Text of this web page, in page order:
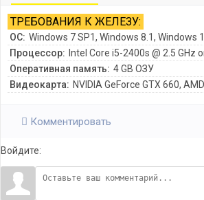
ТРЕБОВАНИЯ К ЖЕЛЕЗУ:
ОС: Windows 7 SP1, Windows 8.1, Windows
Процессор: Intel Core i5-2400s @ 2.5 GHz
Оперативная память: 4 GB ОЗУ
Видеокарта: NVIDIA GeForce GTX 660,
Комментировать
Войдите: